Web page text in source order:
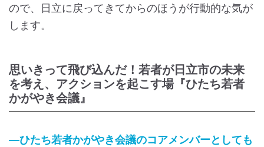
ので、日立に戻ってきてからのほうが行動的な気が
します。
思いきって飛び込んだ！若者が日立市の未来
を考え、アクションを起こす場『ひたち若者
かがやき会議』
―ひたち若者かがやき会議のコアメンバーとしても